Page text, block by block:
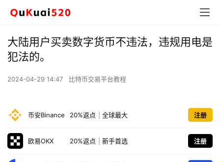
大陆用户买卖数字货币不违法，违规用电是
犯法的。
2024-04-29 14:47 比特币交易平台教程
币安Binance 20%返点 全球最大 注册
欧易OKX 20%返点 新手首选 注册